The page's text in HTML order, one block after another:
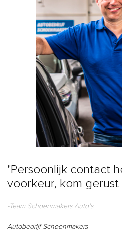
"Persoonlijk contact
voorkeur, kom gerust
-Team Schoenmakers Auto's
Autobedrijf Schoenmakers